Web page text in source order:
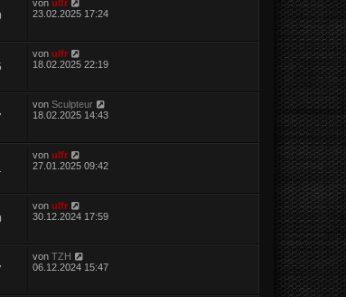
von ulfr
23.02.2025 17:24
von ulfr
18.02.2025 22:19
von Sculpteur
18.02.2025 14:43
von ulfr
27.01.2025 09:42
von ulfr
30.12.2024 17:59
von TZH
06.12.2024 15:47